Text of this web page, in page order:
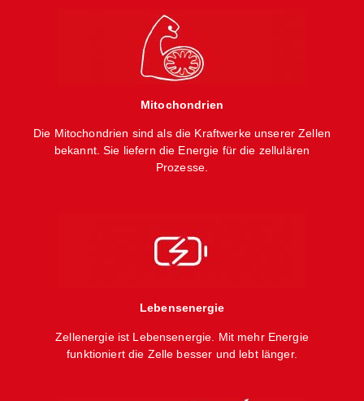
Mitochondrien
Die Mitochondrien sind als die Kraftwerke unserer Zellen
bekannt. Sie liefern die Energie für die zellulären
Prozesse.
Lebensenergie
Zellenergie ist Lebensenergie. Mit mehr Energie
funktioniert die Zelle besser und lebt länger.